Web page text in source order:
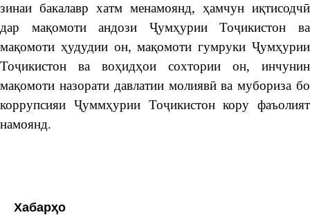
зинаи бакалавр хатм менамоянд, ҳамчун иқтисодчӣ
дар мақомоти андози Ҷумҳурии Тоҷикистон ва
мақомоти ҳудудии он, мақомоти гумруки Ҷумҳурии
Тоҷикистон ва воҳидҳои сохтории он, инчунин
мақомоти назорати давлатии молиявӣ ва мубориза бо
коррупсияи Ҷуммҳурии Тоҷикистон кору фаъолият
намоянд.
Хабарҳо